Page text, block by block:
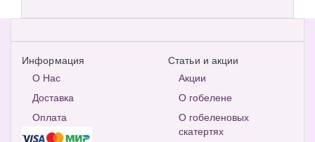
Информация
О Нас
Доставка
Оплата
Статьи и акции
Акции
О гобелене
О гобеленовых
скатертях